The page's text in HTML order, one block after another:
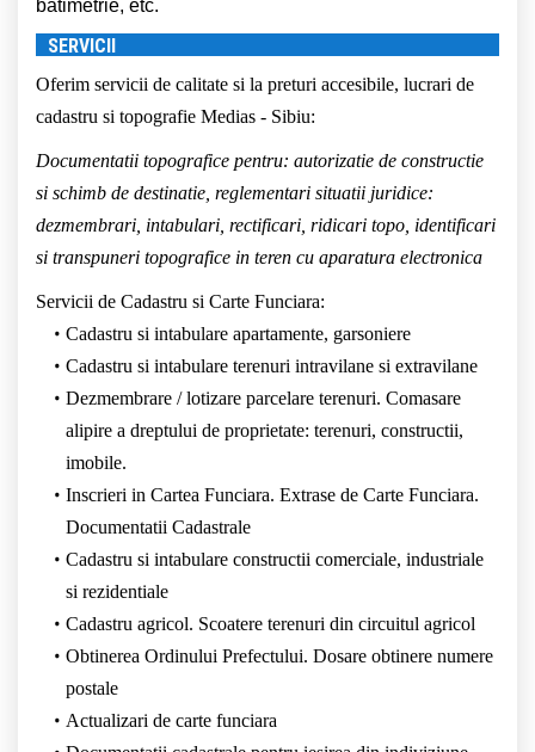
batimetrie, etc.
SERVICII
Oferim servicii de calitate si la preturi accesibile, lucrari de
cadastru si topografie Medias - Sibiu:
Documentatii topografice pentru: autorizatie de constructie
si schimb de destinatie, reglementari situatii juridice:
dezmembrari, intabulari, rectificari, ridicari topo, identificari
si transpuneri topografice in teren cu aparatura electronica
Servicii de Cadastru si Carte Funciara:
Cadastru si intabulare apartamente, garsoniere
Cadastru si intabulare terenuri intravilane si extravilane
Dezmembrare / lotizare parcelare terenuri. Comasare
alipire a dreptului de proprietate: terenuri, constructii,
imobile.
Inscrieri in Cartea Funciara. Extrase de Carte Funciara.
Documentatii Cadastrale
Cadastru si intabulare constructii comerciale, industriale
si rezidentiale
Cadastru agricol. Scoatere terenuri din circuitul agricol
Obtinerea Ordinului Prefectului. Dosare obtinere numere
postale
Actualizari de carte funciara